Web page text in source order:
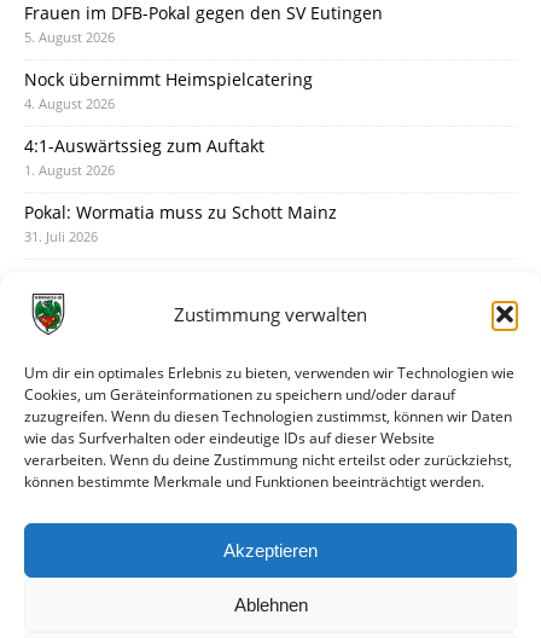
Zustimmung verwalten
Um dir ein optimales Erlebnis zu bieten, verwenden wir Technologien wie
Cookies, um Geräteinformationen zu speichern und/oder darauf
zuzugreifen. Wenn du diesen Technologien zustimmst, können wir Daten
wie das Surfverhalten oder eindeutige IDs auf dieser Website
verarbeiten. Wenn du deine Zustimmung nicht erteilst oder zurückziehst,
können bestimmte Merkmale und Funktionen beeinträchtigt werden.
Akzeptieren
Ablehnen
Frauen im DFB-Pokal gegen den SV Eutingen
5. August 2026
Nock übernimmt Heimspielcatering
4. August 2026
4:1-Auswärtssieg zum Auftakt
1. August 2026
Pokal: Wormatia muss zu Schott Mainz
31. Juli 2026
30. Juli 2026
28. Juli 2026
Neuer Rückensponsor
28. Juli 2026
Neue Podcast-Folge: So tickt Björn!
Eindrücke vom Stadionfest
27. Juli 2026